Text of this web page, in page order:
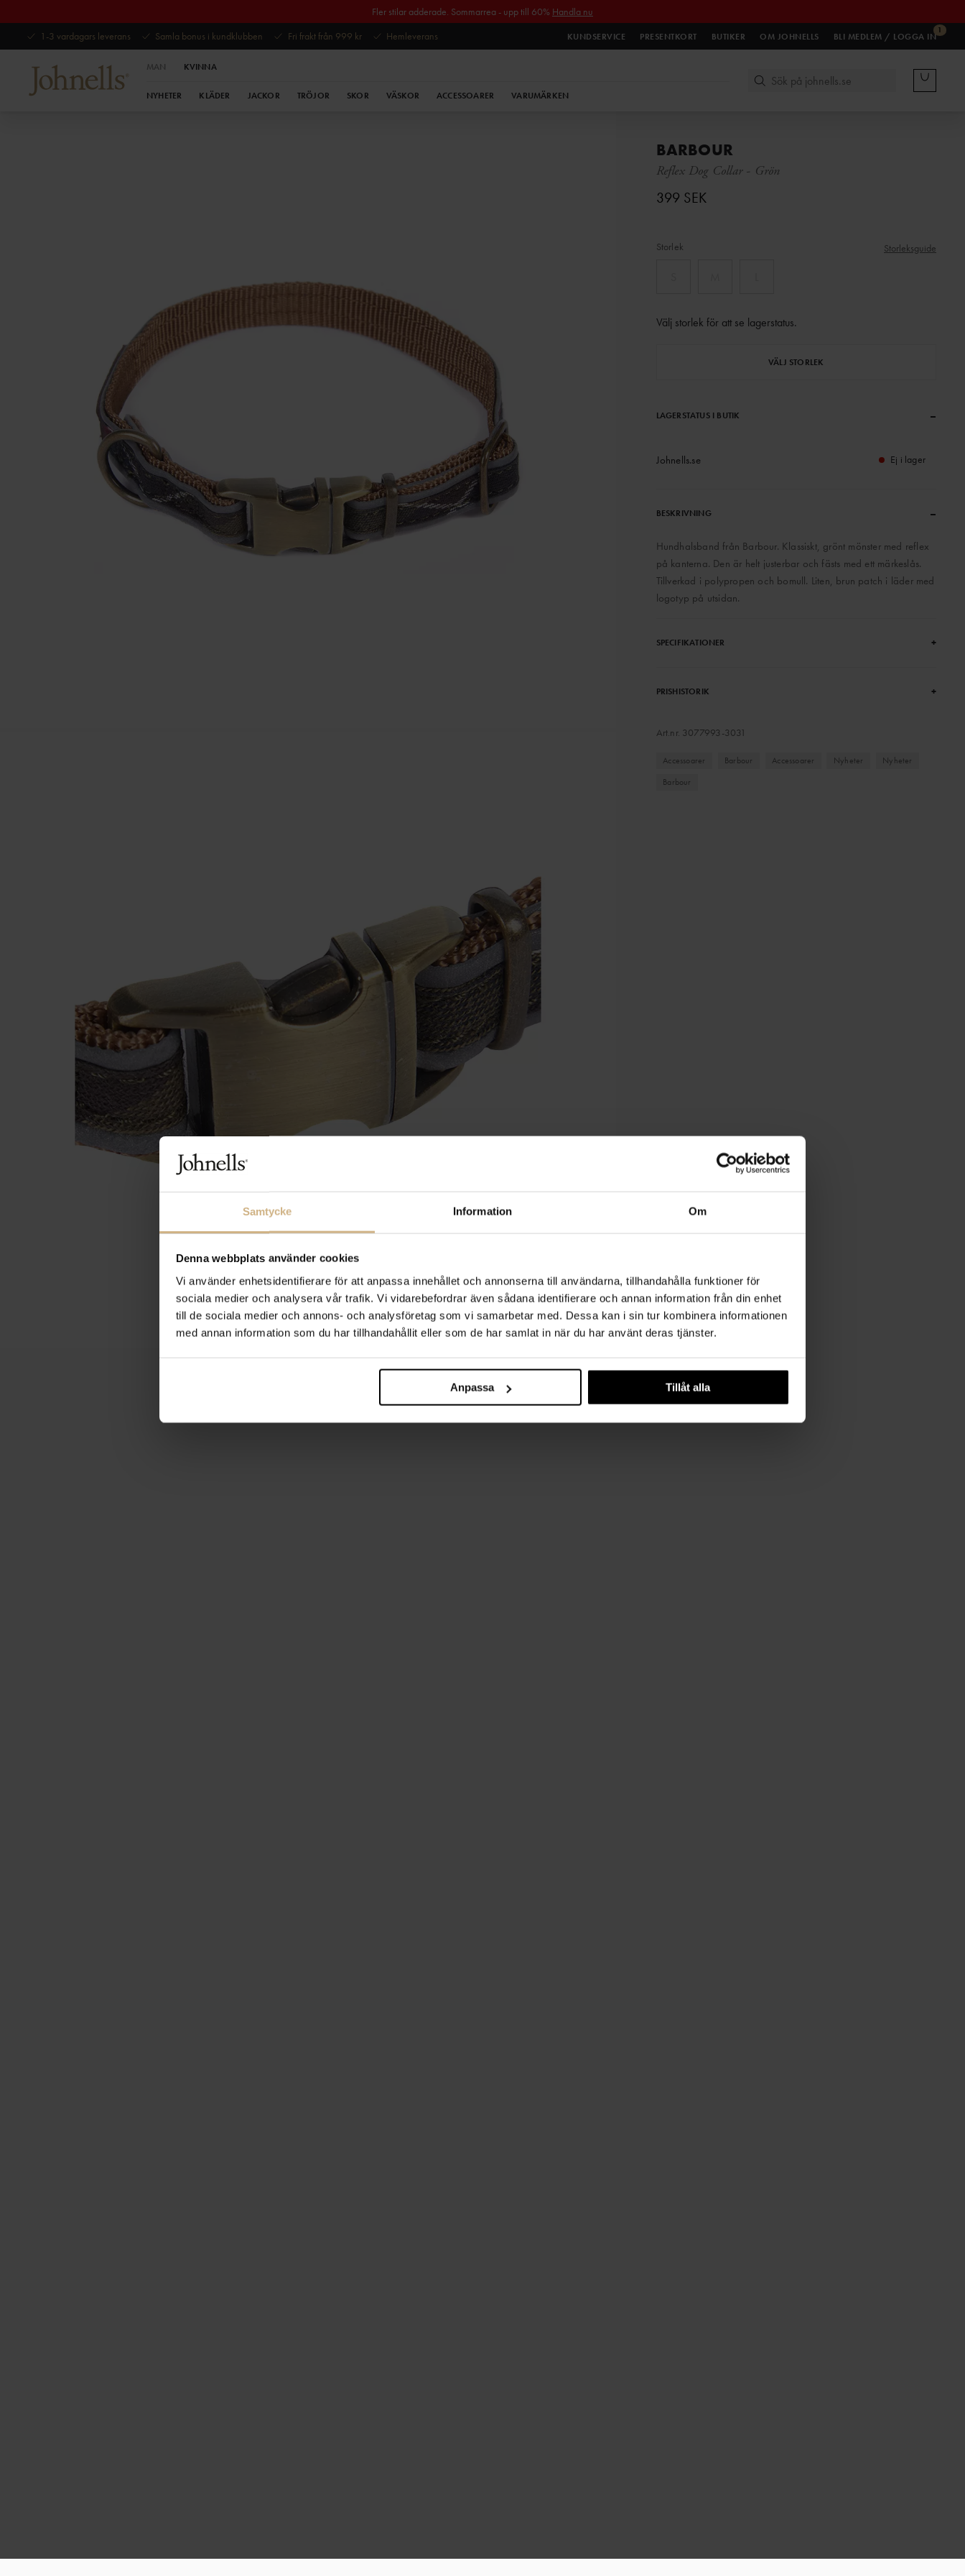
Samtycke Information Om
Denna webbplats använder cookies
Vi använder enhetsidentifierare för att anpassa innehållet och annonserna till användarna, tillhandahålla funktioner för
sociala medier och analysera vår trafik. Vi vidarebefordrar även sådana identifierare och annan information från din enhet
till de sociala medier och annons- och analysföretag som vi samarbetar med. Dessa kan i sin tur kombinera informationen
med annan information som du har tillhandahållit eller som de har samlat in när du har använt deras tjänster.
Anpassa Tillåt alla
Fler stilar adderade. Sommarrea - upp till 60% Handla nu
1-3 vardagars leverans
Samla bonus i kundklubben Fri frakt från 999 kr Hemleverans KUNDSERVICE PRESENTKORT BUTIKER OM JOHNELLS
1
BLI MEDLEM / LOGGA IN
MAN KVINNA
NYHETER KLÄDER JACKOR TRÖJOR SKOR VÄSKOR ACCESSOARER VARUMÄRKEN
BARBOUR
Reflex Dog Collar - Grön
399 SEK
Storlek Storleksguide
Välj storlek för att se lagerstatus.
VÄLJ STORLEK
LAGERSTATUS I BUTIK –
Johnells.se Ej i lager
BESKRIVNING –
Hundhalsband från Barbour. Klassiskt, grönt mönster med reflex
på kanterna. Den är helt justerbar och fästs med ett märkeslås.
Tillverkad i polypropen och bomull. Liten, brun patch i läder med
logotyp på utsidan.
SPECIFIKATIONER +
PRISHISTORIK +
Art.nr. 3077993-3031
Accessoarer Barbour Accessoarer Nyheter
Nyheter
Barbour